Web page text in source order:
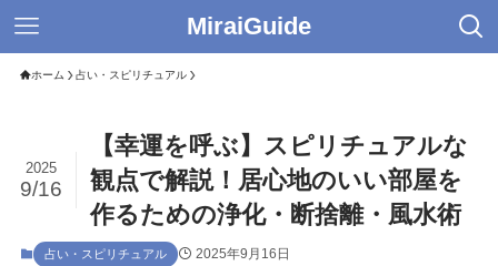
MiraiGuide
ホーム 占い・スピリチュアル
【幸運を呼ぶ】スピリチュアルな
観点で解説！居心地のいい部屋を
作るための浄化・断捨離・風水術
2025
9/16
占い・スピリチュアル 2025年9月16日